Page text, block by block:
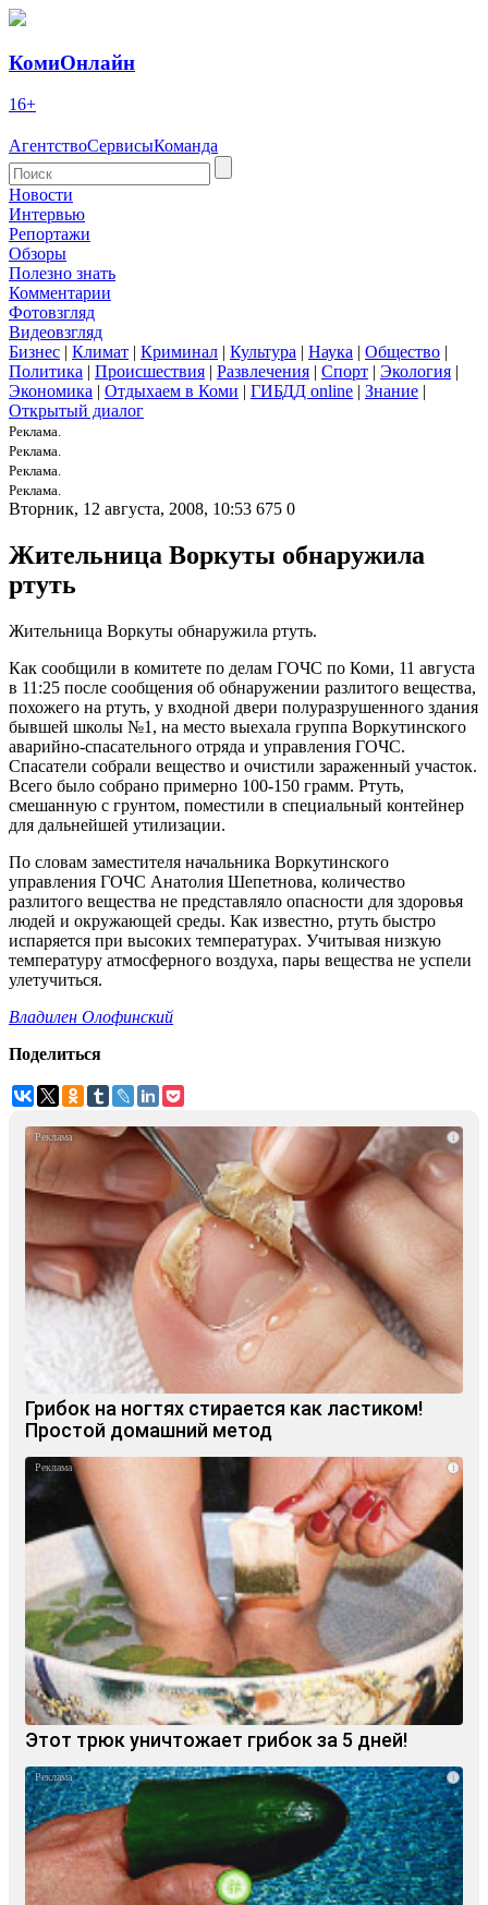
КомиОнлайн
16+
АгентствоСервисыКоманда
Новости
Интервью
Репортажи
Обзоры
Полезно знать
Комментарии
Фотовзгляд
Видеовзгляд
Бизнес | Климат | Криминал | Культура | Наука | Общество |
Политика | Происшествия | Развлечения | Спорт | Экология |
Экономика | Отдыхаем в Коми | ГИБДД online | Знание |
Открытый диалог
Реклама.
Реклама.
Реклама.
Реклама.
Вторник, 12 августа, 2008, 10:53 675 0
Жительница Воркуты обнаружила
ртуть
Жительница Воркуты обнаружила ртуть.
Как сообщили в комитете по делам ГОЧС по Коми, 11 августа
в 11:25 после сообщения об обнаружении разлитого вещества,
похожего на ртуть, у входной двери полуразрушенного здания
бывшей школы №1, на место выехала группа Воркутинского
аварийно-спасательного отряда и управления ГОЧС.
Спасатели собрали вещество и очистили зараженный участок.
Всего было собрано примерно 100-150 грамм. Ртуть,
смешанную с грунтом, поместили в специальный контейнер
для дальнейшей утилизации.
По словам заместителя начальника Воркутинского
управления ГОЧС Анатолия Шепетнова, количество
разлитого вещества не представляло опасности для здоровья
людей и окружающей среды. Как известно, ртуть быстро
испаряется при высоких температурах. Учитывая низкую
температуру атмосферного воздуха, пары вещества не успели
улетучиться.
Владилен Олофинский
Поделиться
i
Грибок на ногтях стирается как ластиком!
Простой домашний метод
i
Этот трюк уничтожает грибок за 5 дней!
i